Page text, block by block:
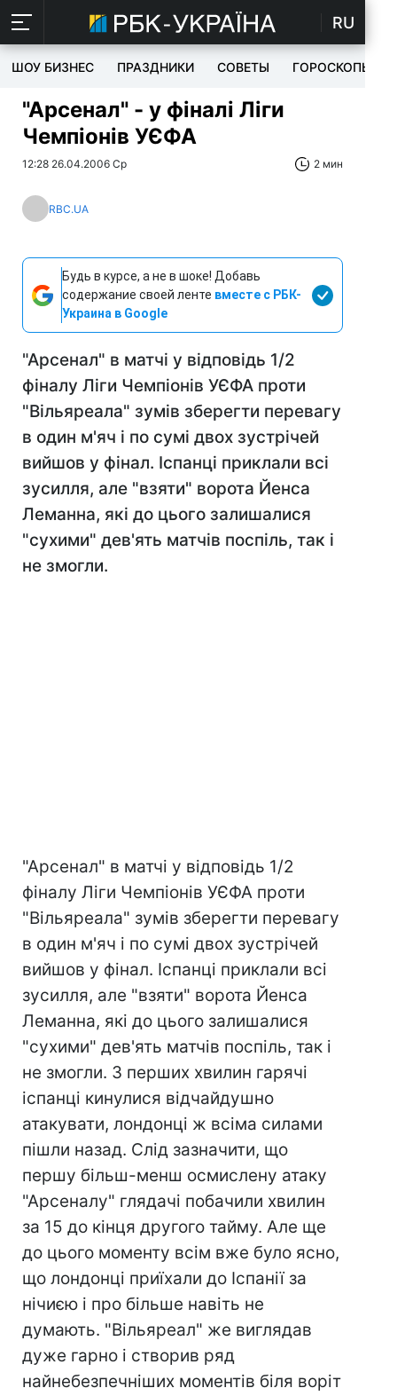
RU
ШОУ БИЗНЕС ПРАЗДНИКИ СОВЕТЫ ГОРОСКОПЫ
"Арсенал" - у фіналі Ліги
Чемпіонів УЄФА
12:28 26.04.2006 Ср 2 мин
RBC.UA
Будь в курсе, а не в шоке! Добавь
содержание своей ленте вместе с РБК-
Украина в Google
"Арсенал" в матчі у відповідь 1/2
фіналу Ліги Чемпіонів УЄФА проти
"Вільяреала" зумів зберегти перевагу
в один м'яч і по сумі двох зустрічей
вийшов у фінал. Іспанці приклали всі
зусилля, але "взяти" ворота Йенса
Леманна, які до цього залишалися
"сухими" дев'ять матчів поспіль, так і
не змогли.
"Арсенал" в матчі у відповідь 1/2
фіналу Ліги Чемпіонів УЄФА проти
"Вільяреала" зумів зберегти перевагу
в один м'яч і по сумі двох зустрічей
вийшов у фінал. Іспанці приклали всі
зусилля, але "взяти" ворота Йенса
Леманна, які до цього залишалися
"сухими" дев'ять матчів поспіль, так і
не змогли. З перших хвилин гарячі
іспанці кинулися відчайдушно
атакувати, лондонці ж всіма силами
пішли назад. Слід зазначити, що
першу більш-менш осмислену атаку
"Арсеналу" глядачі побачили хвилин
за 15 до кінця другого тайму. Але ще
до цього моменту всім вже було ясно,
що лондонці приїхали до Іспанії за
нічиєю і про більше навіть не
думають. "Вільяреал" же виглядав
дуже гарно і створив ряд
найнебезпечніших моментів біля воріт